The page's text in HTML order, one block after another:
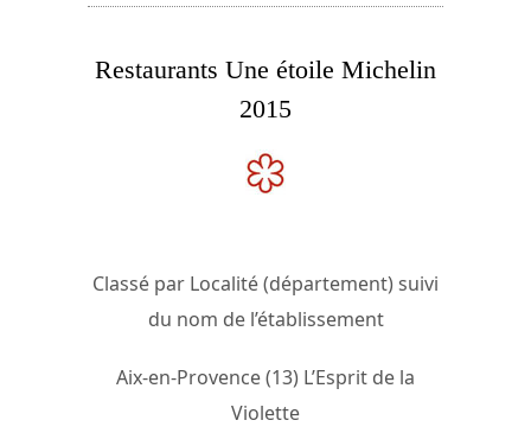
Restaurants Une étoile Michelin
2015
Classé par Localité (département) suivi
du nom de l’établissement
Aix-en-Provence (13) L’Esprit de la
Violette